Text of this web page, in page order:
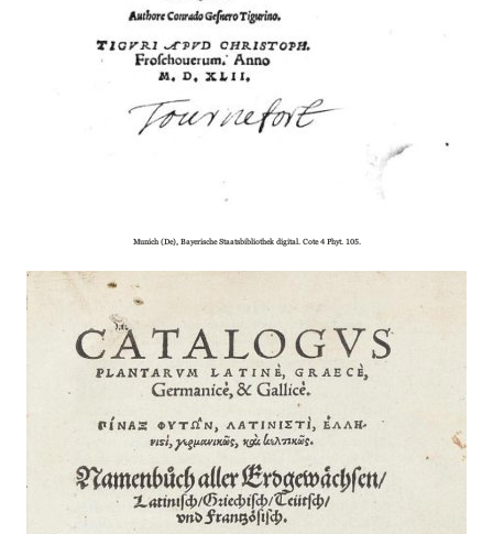
Munich (De), Bayerische Staatsbibliothek digital. Cote 4 Phyt. 105.